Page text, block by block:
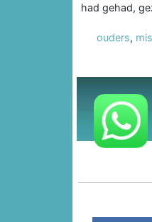
had gehad,
ouders,